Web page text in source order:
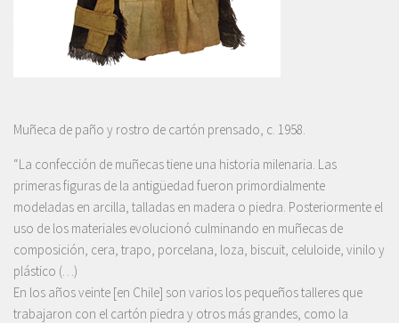
Muñeca de paño y rostro de cartón prensado, c. 1958.
“La confección de muñecas tiene una historia milenaria. Las
primeras figuras de la antigüedad fueron primordialmente
modeladas en arcilla, talladas en madera o piedra. Posteriormente el
uso de los materiales evolucionó culminando en muñecas de
composición, cera, trapo, porcelana, loza, biscuit, celuloide, vinilo y
plástico (…)
En los años veinte [en Chile] son varios los pequeños talleres que
trabajaron con el cartón piedra y otros más grandes, como la